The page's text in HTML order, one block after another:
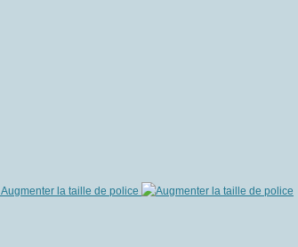
Augmenter la taille de police